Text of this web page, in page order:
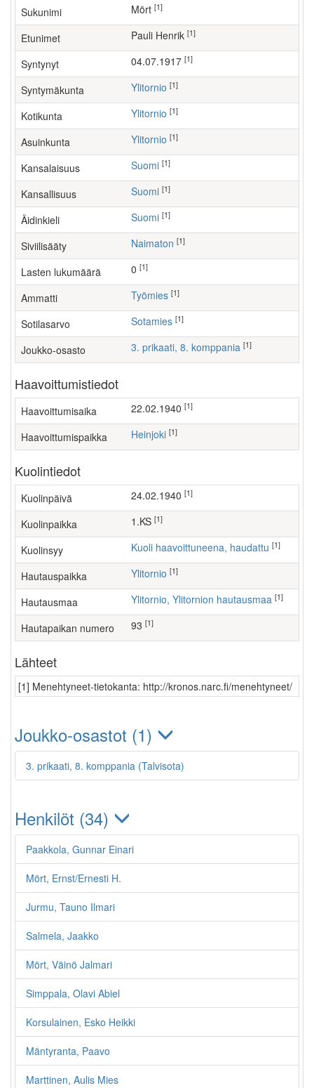
Sukunimi Mört [1]
Etunimet Pauli Henrik [1]
Syntynyt 04.07.1917 [1]
Syntymäkunta Ylitornio [1]
Kotikunta Ylitornio [1]
Asuinkunta Ylitornio [1]
Kansalaisuus Suomi [1]
Kansallisuus Suomi [1]
Äidinkieli Suomi [1]
Siviilisääty Naimaton [1]
Lasten lukumäärä [1]
Ammatti työmies [1]
Sotilasarvo Sotamies [1]
Joukko-osasto 3. prikaati, 8. komppania [1]
Haavoittumistiedot
Haavoittumisaika 22.02.1940 [1]
Haavoittumispaikka Heinjoki [1]
Kuolintiedot
Kuolinpäivä 24.02.1940 [1]
Kuolinpaikka 1.KS [1]
Kuolinsyy Kuoli haavoittuneena, haudattu [1]
Hautauspaikka Ylitornio [1]
Hautausmaa Ylitornio, Ylitornion hautausmaa [1]
Hautapaikan numero 93 [1]
Lähteet
[1] Menehtyneet-tietokanta: http://kronos.narc.fi/menehtyneet/
Joukko-osastot (1)
3. prikaati, 8. komppania (Talvisota)
Henkilöt (34)
Paakkola, Gunnar Einari
Mört, Ernst/Ernesti H.
Jurmu, Tauno Ilmari
Salmela, Jaakko
Mört, Väinö Jalmari
Simppala, Olavi Abiel
Korsulainen, Esko Heikki
Mäntyranta, Paavo
Marttinen, Aulis Mies